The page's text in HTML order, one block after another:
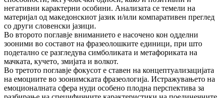
негативни карактерни особини. Анализата се темели на
материјал од македонскиот јазик и/или компаративен преглед
со други словенски јазици.
Во второто поглавје вниманието е насочено кон одделни
зооними во составот на фразеолошките единици, при што
подетално се разгледува симболиката и метафориката на
мачката, кучето, змијата и волкот.
Во третото поглавје фокусот е ставен на концептуализацијата
на емоциите во зоонимската фразеологија. Истражувањето на
емоционалната сфера нуди особено плодна перспектива за